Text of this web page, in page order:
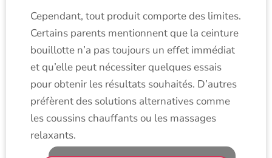
Cependant, tout produit comporte des limites.
Certains parents mentionnent que la ceinture
bouillotte n’a pas toujours un effet immédiat
et qu’elle peut nécessiter quelques essais
pour obtenir les résultats souhaités. D’autres
préfèrent des solutions alternatives comme
les coussins chauffants ou les massages
relaxants.